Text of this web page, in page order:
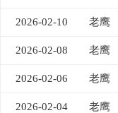
2026-02-10 老鹰
2026-02-08 老鹰
2026-02-06 老鹰
2026-02-04 老鹰